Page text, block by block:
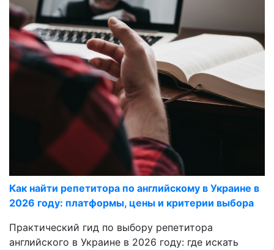
Как найти репетитора по английскому в Украине в
2026 году: платформы, цены и критерии выбора
Практический гид по выбору репетитора
английского в Украине в 2026 году: где искать